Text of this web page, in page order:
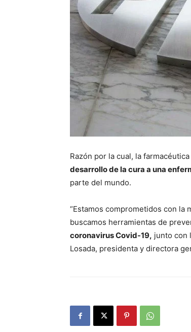
Razón por la cual, la
desarrollo de la cura a una
parte del mundo.
“Estamos comprometidos con la
buscamos herramientas de
coronavirus Covid-19, junto con
Losada, presidenta y directora